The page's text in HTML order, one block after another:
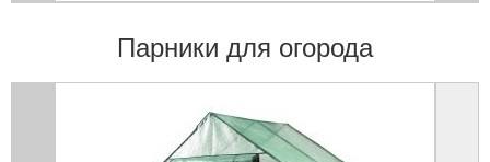
Парники для огорода